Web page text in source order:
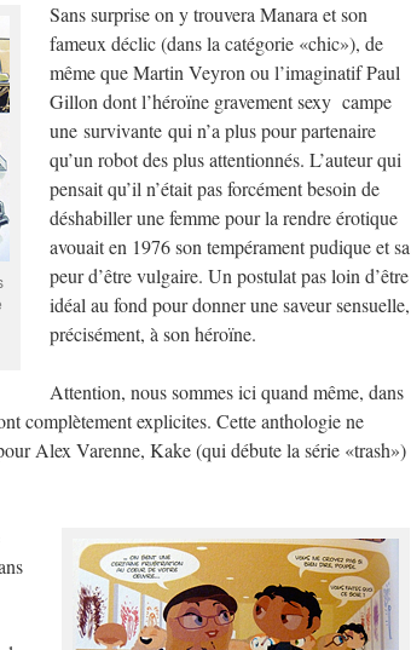
Sans surprise on y trouvera Manara et son
fameux déclic (dans la catégorie «chic»), de
même que Martin Veyron ou l’imaginatif Paul
Gillon dont l’héroïne gravement sexy campe
une survivante qui n’a plus pour partenaire
qu’un robot des plus attentionnés. L’auteur qui
pensait qu’il n’était pas forcément besoin de
déshabiller une femme pour la rendre érotique
avouait en 1976 son tempérament pudique et sa
peur d’être vulgaire. Un postulat pas loin d’être
idéal au fond pour donner une saveur sensuelle,
précisément, à son héroïne.
Attention, nous sommes ici quand même, dans
complètement explicites. Cette anthologie ne
Alex Varenne, Kake (qui débute la série «trash»)